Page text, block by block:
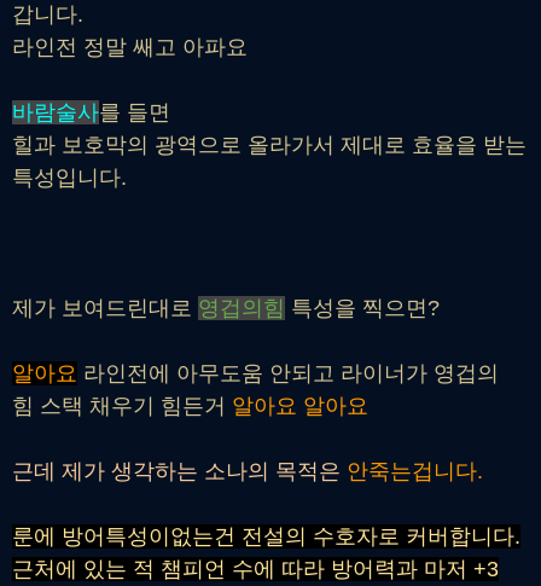
갑니다.
라인전 정말 쌔고 아파요
바람술사를 들면
힐과 보호막의 광역으로 올라가서 제대로 효율을 받는
특성입니다.
제가 보여드린대로 영겁의힘 특성을 찍으면?
알아요 라인전에 아무도움 안되고 라이너가 영겁의
힘 스택 채우기 힘든거 알아요 알아요
근데 제가 생각하는 소나의 목적은 안죽는겁니다.
룬에 방어특성이없는건 전설의 수호자로 커버합니다.
근처에 있는 적 챔피언 수에 따라 방어력과 마저 +3